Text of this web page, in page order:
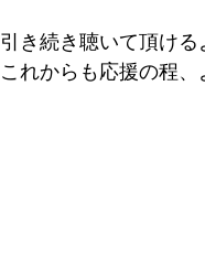
引き続き聴いて頂ける
これからも応援の程、